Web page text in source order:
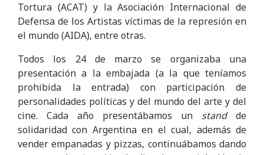
Tortura (ACAT) y la Asociación Internacional de
Defensa de los Artistas víctimas de la represión en
el mundo (AIDA), entre otras.
Todos los 24 de marzo se organizaba una
presentación a la embajada (a la que teníamos
prohibida la entrada) con participación de
personalidades políticas y del mundo del arte y del
cine. Cada año presentábamos un standde
solidaridad con Argentina en el cual, además de
vender empanadas y pizzas, continuábamos dando